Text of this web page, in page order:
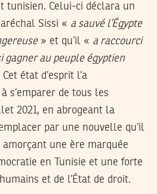
tunisien. Celui-ci déclara un
Sissi « a sauvé l’Égypte
» et qu’il « a raccourci
gagner au peuple égyptien
état d’esprit l’a
s’emparer de tous les
2021, en abrogeant la
par une nouvelle qu’il
une ère marquée
en Tunisie et une forte
et de l’État de droit.